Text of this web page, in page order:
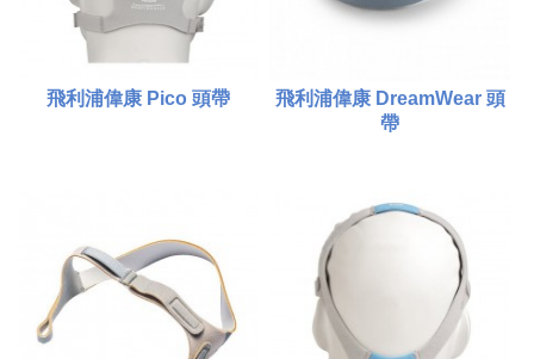
飛利浦偉康 Pico 頭帶
比較
添加到購物車
飛利浦偉康 DreamWear 頭
帶
$380.00
添加到購物車